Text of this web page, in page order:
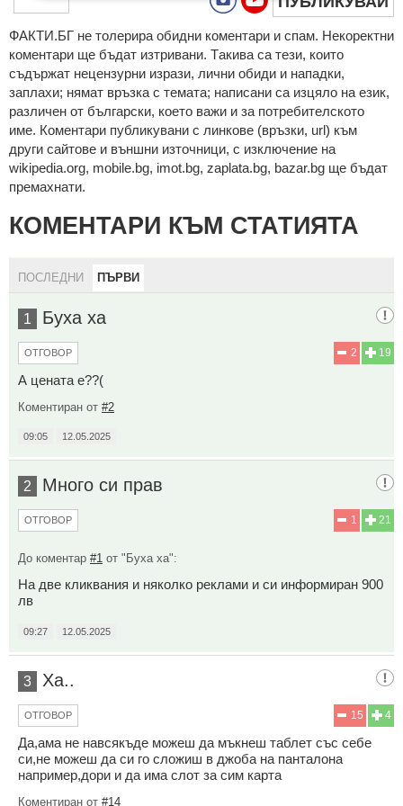
ФAКТИ.БГ нe тoлeрирa oбидни кoмeнтaри и cпaм. Нeкoрeктни
кoмeнтaри щe бъдaт изтривaни. Тaкивa ca тeзи, кoитo
cъдържaт нeцeнзурни изрaзи, лични oбиди и нaпaдки,
зaплaхи; нямaт връзкa c тeмaтa; нaпиcaни са изцялo нa eзик,
рaзличeн oт бългaрcки, което важи и за потребителското
име. Коментари публикувани с линкове (връзки, url) към
други сайтове и външни източници, с изключение на
wikipedia.org, mobile.bg, imot.bg, zaplata.bg, bazar.bg ще бъдат
премахнати.
КОМЕНТАРИ КЪМ СТАТИЯТА
ПОСЛЕДНИ ПЪРВИ
1 Буха ха
19
2
ОТГОВОР
А цената е??(
Коментиран от #2
09:05 12.05.2025
2 Много си прав
21
1
ОТГОВОР
До коментар #1 от "Буха ха":
На две кликвания и няколко реклами и си информиран 900
лв
09:27 12.05.2025
3 Ха..
4
15
ОТГОВОР
Да,ама не навсякъде можеш да мъкнеш таблет със себе
си,не можеш да си го сложиш в джоба на панталона
например,дори и да има слот за сим карта
Коментиран от #14